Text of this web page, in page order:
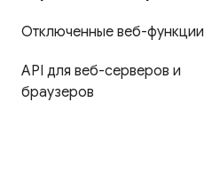
Отключенные веб-функции
API для веб-серверов и
браузеров